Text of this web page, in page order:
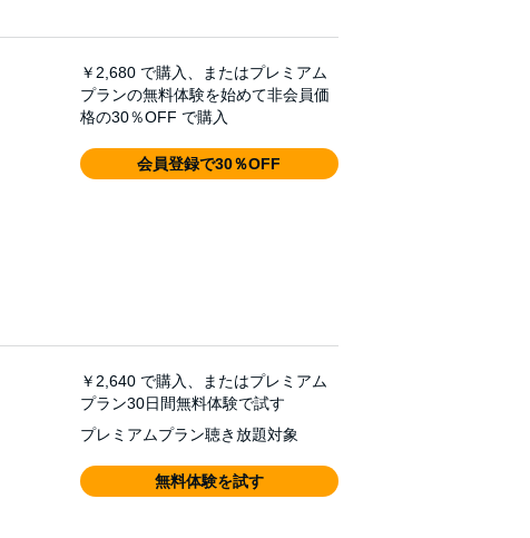
￥2,680 で購入、またはプレミアム
プランの無料体験を始めて非会員価
格の30％OFF で購入
会員登録で30％OFF
￥2,640 で購入、またはプレミアム
プラン30日間無料体験で試す
プレミアムプラン聴き放題対象
無料体験を試す